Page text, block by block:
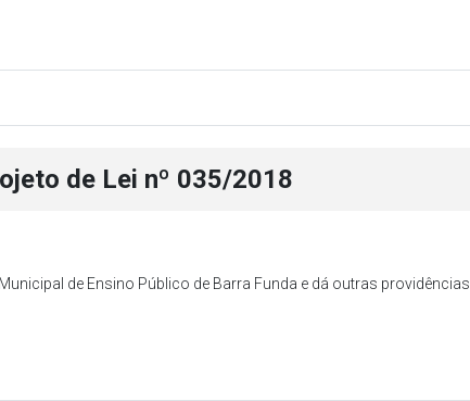
de Lei nº 035/2018
de Ensino Público de Barra Funda e dá outras providências.